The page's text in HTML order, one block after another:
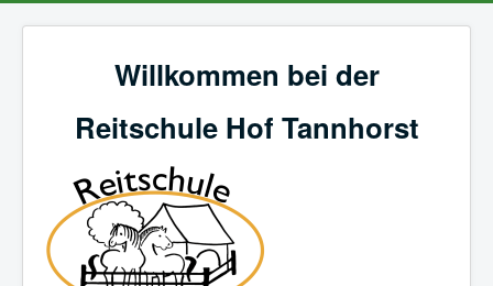
Willkommen bei der
Reitschule Hof Tannhorst